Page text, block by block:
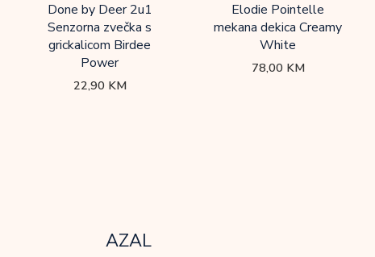
Done by Deer 2u1
Senzorna zvečka s
grickalicom Birdee
Power
22,90 KM
Elodie Pointelle
mekana dekica Creamy
White
78,00 KM
AZAL